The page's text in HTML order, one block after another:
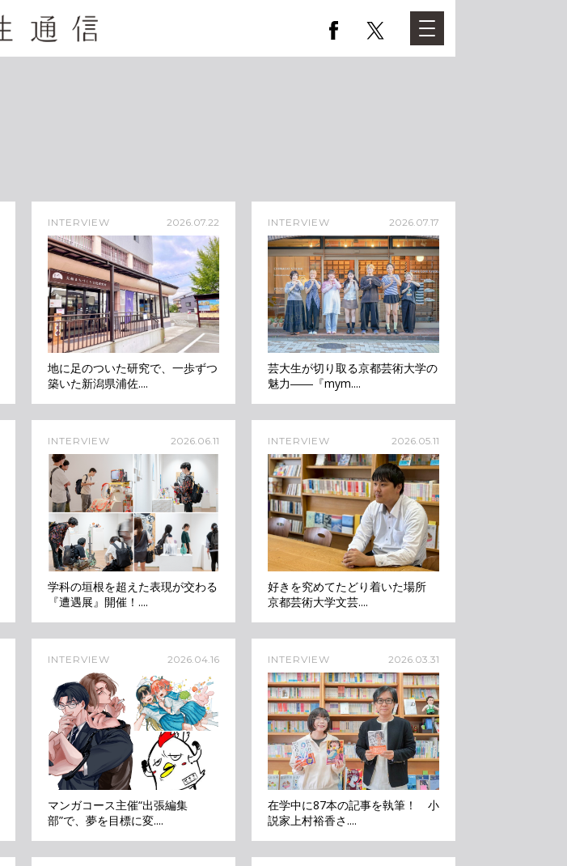
INTERVIEW 2026.07.22
地に足のついた研究で、一歩ずつ
築いた新潟県浦佐....
INTERVIEW 2026.07.17
芸大生が切り取る京都芸術大学の
魅力――『mym....
INTERVIEW 2026.06.11
学科の垣根を超えた表現が交わる
『遭遇展』開催！....
INTERVIEW 2026.05.11
好きを究めてたどり着いた場所
京都芸術大学文芸....
INTERVIEW 2026.04.16
マンガコース主催“出張編集
部”で、夢を目標に変....
INTERVIEW 2026.03.31
在学中に87本の記事を執筆！ 小
説家上村裕香さ....